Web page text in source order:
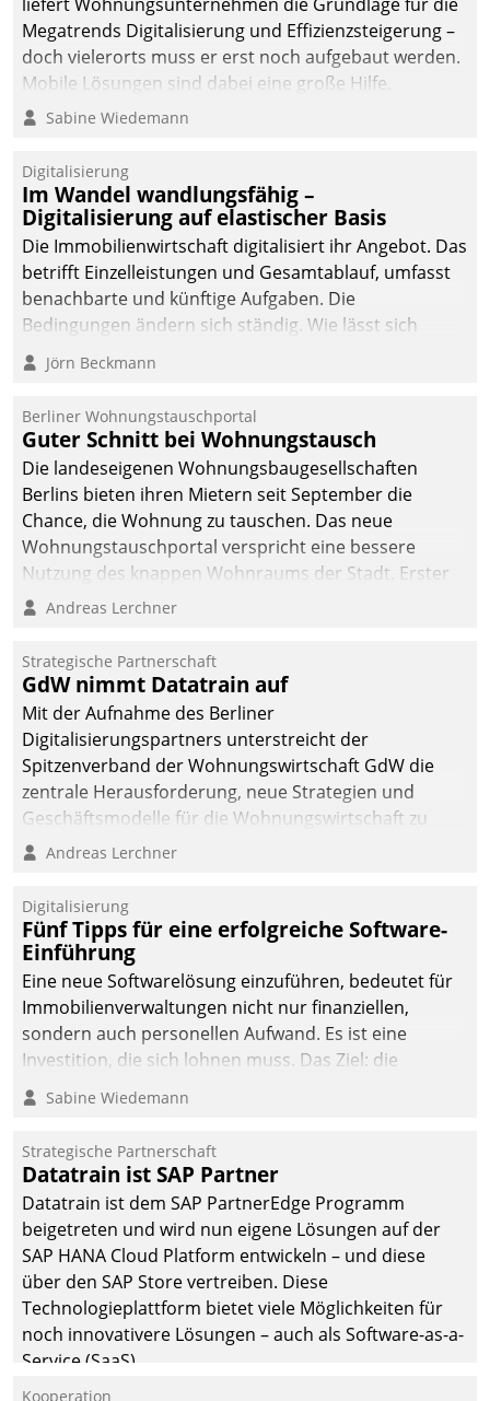
sich dabei für den Betrieb
der Lösung über die SAP
Cloud Platform
entschieden - als erstes
Unternehmen am
Megatrends Digitalisierung und Effizienzsteigerung –
doch vielerorts muss er erst noch aufgebaut werden.
Mobile Lösungen sind dabei eine große Hilfe.
Sabine Wiedemann
Digitalisierung
Im Wandel wandlungsfähig –
Digitalisierung auf elastischer Basis
Die Immobilienwirtschaft digitalisiert ihr Angebot. Das
betrifft Einzelleistungen und Gesamtablauf, umfasst
benachbarte und künftige Aufgaben. Die
Bedingungen ändern sich ständig. Wie lässt sich
technisch die Kontrolle wahren und zugleich Freiraum
fürs Wachsen öffnen?
Jörn Beckmann
Berliner Wohnungstauschportal
Guter Schnitt bei Wohnungstausch
Die landeseigenen Wohnungsbaugesellschaften
Berlins bieten ihren Mietern seit September die
Chance, die Wohnung zu tauschen. Das neue
Wohnungstauschportal verspricht eine bessere
Nutzung des knappen Wohnraums der Stadt. Erster
Anwendungsfall für Datatrains Lösung API-Hub mit
Unternehmen.
Andreas Lerchner
Strategische Partnerschaft
GdW nimmt Datatrain auf
Mit der Aufnahme des Berliner
Digitalisierungspartners unterstreicht der
Spitzenverband der Wohnungswirtschaft GdW die
zentrale Herausforderung, neue Strategien und
Geschäftsmodelle für die Wohnungswirtschaft zu
entwickeln.
Andreas Lerchner
Digitalisierung
Fünf Tipps für eine erfolgreiche Software-
Einführung
Eine neue Softwarelösung einzuführen, bedeutet für
Immobilienverwaltungen nicht nur finanziellen,
sondern auch personellen Aufwand. Es ist eine
Investition, die sich lohnen muss. Das Ziel: die
nachhaltige Optimierung der Geschäftsabläufe. Damit
dieses Ziel erreicht wird, sollten einige Grundregeln
Sabine Wiedemann
Strategische Partnerschaft
Datatrain ist SAP Partner
Datatrain ist dem SAP PartnerEdge Programm
beigetreten und wird nun eigene Lösungen auf der
SAP HANA Cloud Platform entwickeln – und diese
über den SAP Store vertreiben. Diese
Technologieplattform bietet viele Möglichkeiten für
noch innovativere Lösungen – auch als Software-as-a-
Service (SaaS).
Kooperation